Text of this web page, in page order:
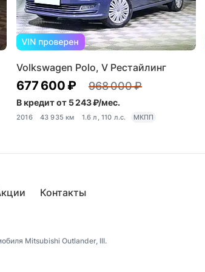
Volkswagen Polo, V Рестайлинг
677 600 ₽ 968 000 ₽
В кредит от 5 243 ₽/мес.
2016 43 935 км 1.6 л, 110 л.с. МКПП
Контакты
Mitsubishi Outlander, III.